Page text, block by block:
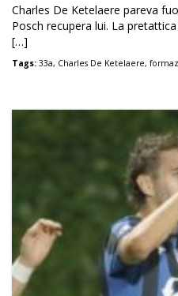
Charles De Ketelaere pareva
Posch recupera lui. La
[…]
Tags: 33a, Charles De Ketelaere,